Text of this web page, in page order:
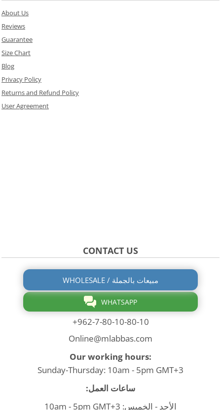
About Us
Reviews
Guarantee
Size Chart
Blog
Privacy Policy
Returns and Refund Policy
User Agreement
CONTACT US
WHOLESALE / مبيعات بالجملة
WHATSAPP
+962-7-80-10-80-10
Online@mlabbas.com
Our working hours:
Sunday-Thursday: 10am - 5pm GMT+3
ساعات العمل:
الأحد - الخميس: 10am - 5pm GMT+3